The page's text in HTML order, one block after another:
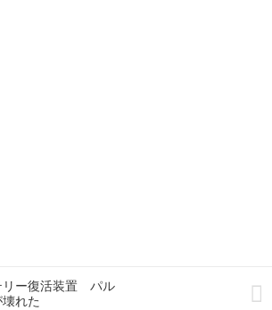
ー復活装置 パル
れた